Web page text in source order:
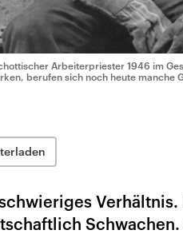
Arbeiterpriester 1946 im
berufen sich noch heute manche
Verhältnis.